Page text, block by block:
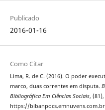
Publicado
2016-01-16
Como Citar
Lima, R. de C. (2016). O poder
marco, duas correntes em disputa.
Bibliográfica Em Ciências Sociais,
https://